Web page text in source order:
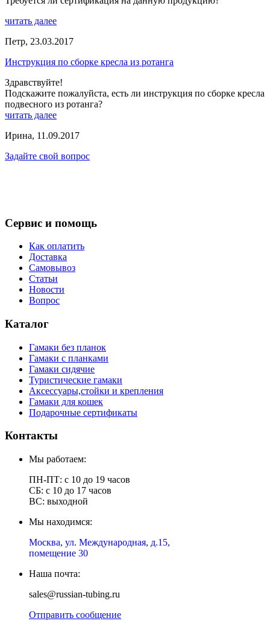
читать далее
Петр, 23.03.2017
Инструкция по сборке кресла из ротанга
Здравствуйте!
Подскажите пожалуйста, есть ли инструкция по сборке кресла
подвесного из ротанга?
читать далее
Ирина, 11.09.2017
Задайте свой вопрос
Сервис и помощь
Как оплатить
Доставка
Самовывоз
Статьи
Новости
Вопрос
Каталог
Гамаки без планок
Гамаки с планками
Гамаки сидячие
Туристические гамаки
Аксессуары,стойки и крепления
Гамаки для кошек
Подарочные сертификаты
Контакты
Мы работаем:
ПН-ПТ: с 10 до 19 часов
СБ: с 10 до 17 часов
ВС: выходной
Мы находимся:
Москва, ул. Международная, д.15,
помещение 30
Наша почта:
sales@russian-tubing.ru
Отправить сообщение